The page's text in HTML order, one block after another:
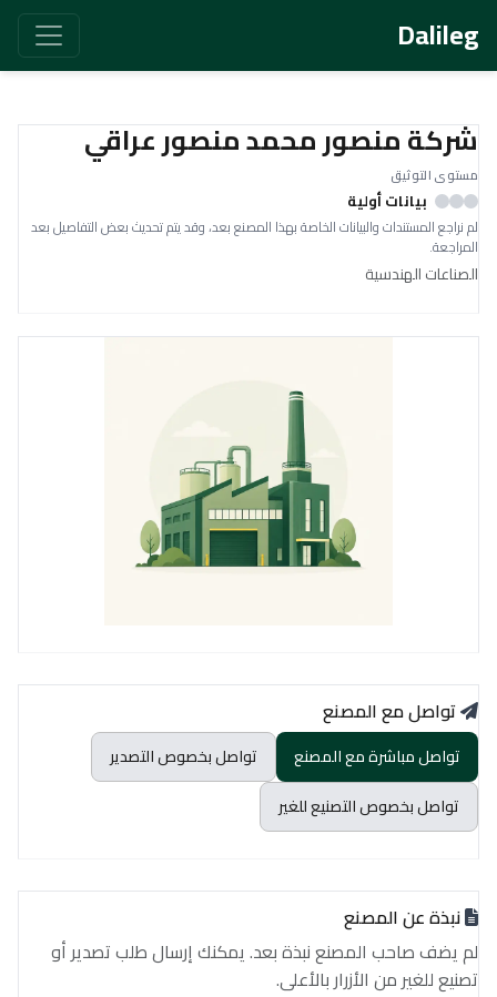
Dalileg
شركة منصور محمد منصور عراقي
مستوى التوثيق
بيانات أولية
لم نراجع المستندات والبيانات الخاصة بهذا المصنع بعد، وقد يتم تحديث بعض التفاصيل بعد
المراجعة.
الصناعات الهندسية
تواصل مع المصنع
تواصل مباشرة مع المصنع
تواصل بخصوص التصدير
تواصل بخصوص التصنيع للغير
نبذة عن المصنع
لم يضف صاحب المصنع نبذة بعد. يمكنك إرسال طلب تصدير أو
تصنيع للغير من الأزرار بالأعلى.